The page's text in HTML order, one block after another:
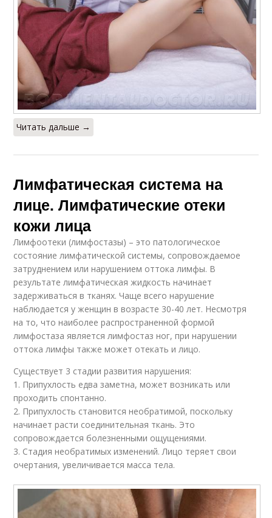
Читать дальше →
Лимфатическая система на
лице. Лимфатические отеки
кожи лица
Лимфоотеки (лимфостазы) – это патологическое
состояние лимфатической системы, сопровождаемое
затруднением или нарушением оттока лимфы. В
результате лимфатическая жидкость начинает
задерживаться в тканях. Чаще всего нарушение
наблюдается у женщин в возрасте 30-40 лет. Несмотря
на то, что наиболее распространенной формой
лимфостаза является лимфостаз ног, при нарушении
оттока лимфы также может отекать и лицо.
Существует 3 стадии развития нарушения:
1. Припухлость едва заметна, может возникать или
проходить спонтанно.
2. Припухлость становится необратимой, поскольку
начинает расти соединительная ткань. Это
сопровождается болезненными ощущениями.
3. Стадия необратимых изменений. Лицо теряет свои
очертания, увеличивается масса тела.